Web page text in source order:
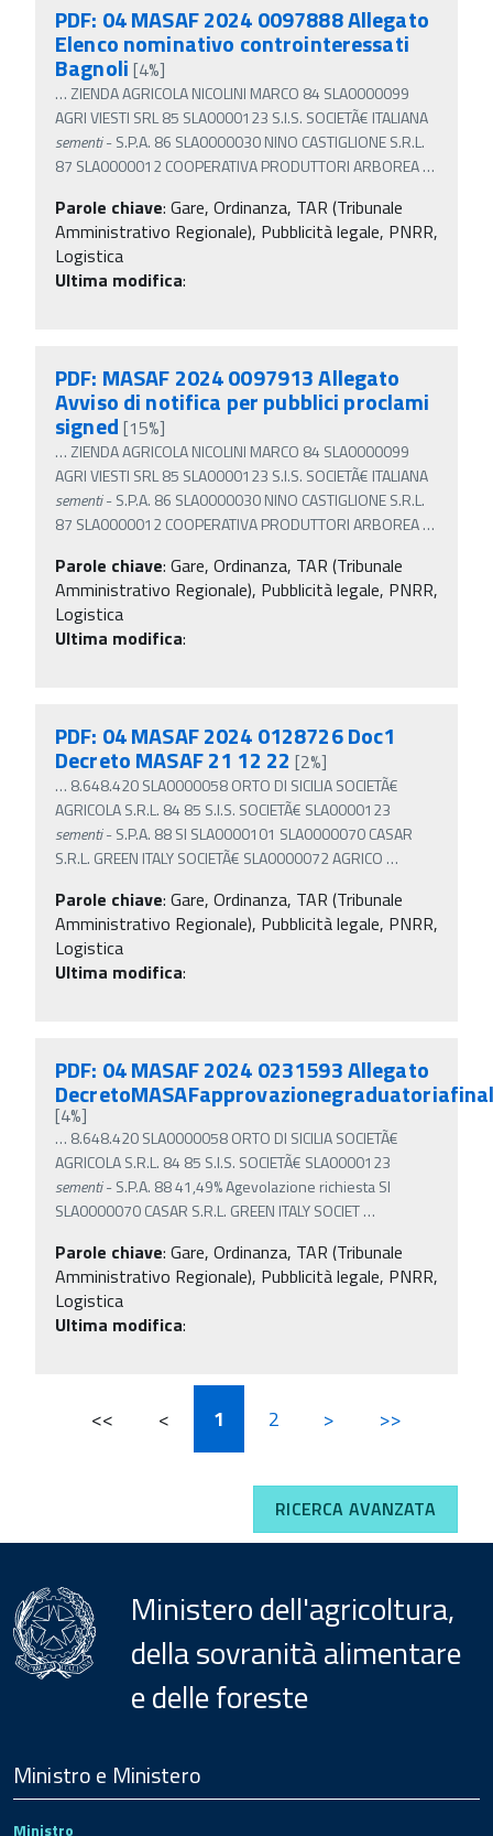
PDF: 04 MASAF 2024 0097888 Allegato
Elenco nominativo controinteressati
Bagnoli [4%]
… ZIENDA AGRICOLA NICOLINI MARCO 84 SLA0000099
AGRI VIESTI SRL 85 SLA0000123 S.I.S. SOCIETÃ€ ITALIANA
sementi- S.P.A. 86 SLA0000030 NINO CASTIGLIONE S.R.L.
87 SLA0000012 COOPERATIVA PRODUTTORI ARBOREA…
Parole chiave: Gare, Ordinanza, TAR (Tribunale
Amministrativo Regionale), Pubblicità legale, PNRR,
Logistica
Ultima modifica:
PDF: MASAF 2024 0097913 Allegato
Avviso di notifica per pubblici proclami
signed [15%]
… ZIENDA AGRICOLA NICOLINI MARCO 84 SLA0000099
AGRI VIESTI SRL 85 SLA0000123 S.I.S. SOCIETÃ€ ITALIANA
sementi- S.P.A. 86 SLA0000030 NINO CASTIGLIONE S.R.L.
87 SLA0000012 COOPERATIVA PRODUTTORI ARBOREA…
Parole chiave: Gare, Ordinanza, TAR (Tribunale
Amministrativo Regionale), Pubblicità legale, PNRR,
Logistica
Ultima modifica:
PDF: 04 MASAF 2024 0128726 Doc1
Decreto MASAF 21 12 22 [2%]
… 8.648.420 SLA0000058 ORTO DI SICILIA SOCIETÃ€
AGRICOLA S.R.L. 84 85 S.I.S. SOCIETÃ€ SLA0000123
sementi- S.P.A. 88 SI SLA0000101 SLA0000070 CASAR
S.R.L. GREEN ITALY SOCIETÃ€ SLA0000072 AGRICO …
Parole chiave: Gare, Ordinanza, TAR (Tribunale
Amministrativo Regionale), Pubblicità legale, PNRR,
Logistica
Ultima modifica:
PDF: 04 MASAF 2024 0231593 Allegato
[4%]
… 8.648.420 SLA0000058 ORTO DI SICILIA SOCIETÃ€
AGRICOLA S.R.L. 84 85 S.I.S. SOCIETÃ€ SLA0000123
sementi- S.P.A. 88 41,49% Agevolazione richiesta SI
SLA0000070 CASAR S.R.L. GREEN ITALY SOCIET…
Parole chiave: Gare, Ordinanza, TAR (Tribunale
Amministrativo Regionale), Pubblicità legale, PNRR,
Logistica
Ultima modifica:
<< < 1 2 > >>
RICERCA AVANZATA
Ministero dell'agricoltura,
della sovranità alimentare
e delle foreste
Footer
Ministro e Ministero
Ministro